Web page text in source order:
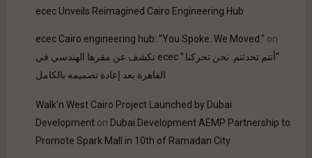
ecec Unveils Reimagined Cairo Engineering Hub
ecec Cairo engineering hub: "You Spoke. We Moved." on
“أنتم تحدثتم. نحن تحركنا.” ecec تكشف عن مقرها الهندسي في
القاهرة بعد إعادة تصميمه بالكامل
Walk'n West Cairo Project Launched by Dubai
Development on Dubai Development AEMP Partnership to
Promote Spark Mall in 10th of Ramadan City